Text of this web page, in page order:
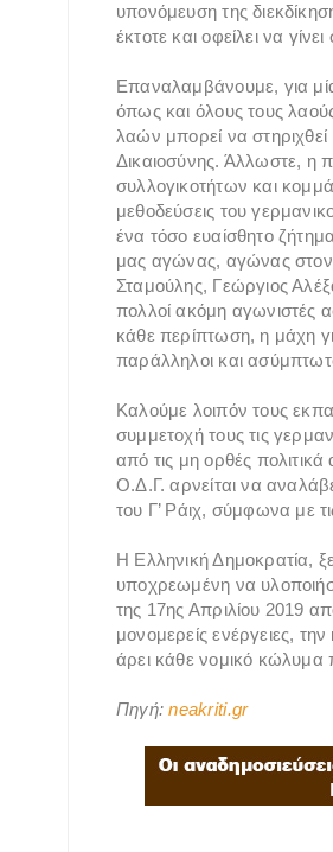
υπονόμευση της
έκτοτε και οφείλει να
Επαναλαμβάνουμε, για
όπως και όλους τους
λαών μπορεί να
Δικαιοσύνης. Άλλωστε, η
συλλογικοτήτων και
μεθοδεύσεις του
ένα τόσο ευαίσθητο
μας αγώνας, αγώνας στον
Σταμούλης, Γεώργιος
πολλοί ακόμη αγωνιστές
κάθε περίπτωση, η μάχη
παράλληλοι και
Καλούμε λοιπόν τους
συμμετοχή τους τις
από τις μη ορθές
Ο.Δ.Γ. αρνείται να
του Γ’ Ράιχ, σύμφωνα με
Η Ελληνική Δημοκρατία,
υποχρεωμένη να
της 17ης Απριλίου 2019
μονομερείς ενέργειες,
άρει κάθε νομικό κώλυμα
Πηγή:neakriti.gr